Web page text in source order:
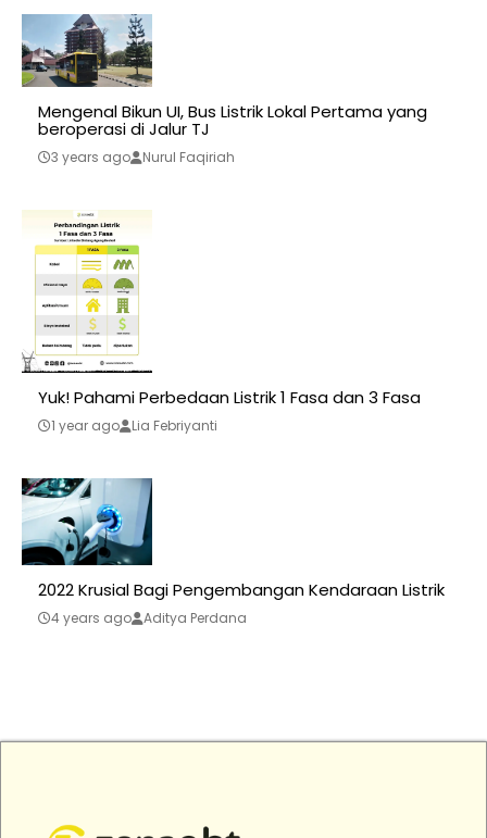
Mengenal Bikun UI, Bus Listrik Lokal Pertama yang
beroperasi di Jalur TJ
3 years ago Nurul Faqiriah
Yuk! Pahami Perbedaan Listrik 1 Fasa dan 3 Fasa
1 year ago Lia Febriyanti
2022 Krusial Bagi Pengembangan Kendaraan Listrik
4 years ago Aditya Perdana